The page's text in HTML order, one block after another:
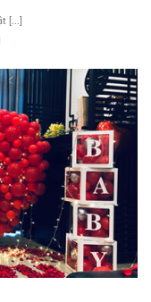
[...]